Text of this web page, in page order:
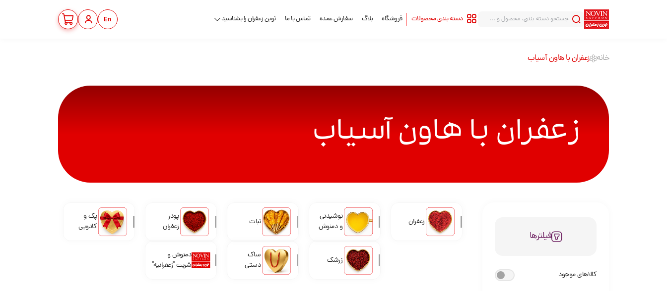
دسته بندی محصولات
سری بینهایت
فروشگاه بلاگ سفارش عمده تماس با ما نوین زعفران را بشناسید En
خانه زعفران با هاون آسیاب
زعفران با هاون آسیاب
فیلترها
کالاهای موجود
زعفران
نوشیدنی
و دمنوش
نبات
پودر
زعفران
پک و
کادویی
زرشک
ساک
دستی
دمنوش و
شربت "زعفرانیه"